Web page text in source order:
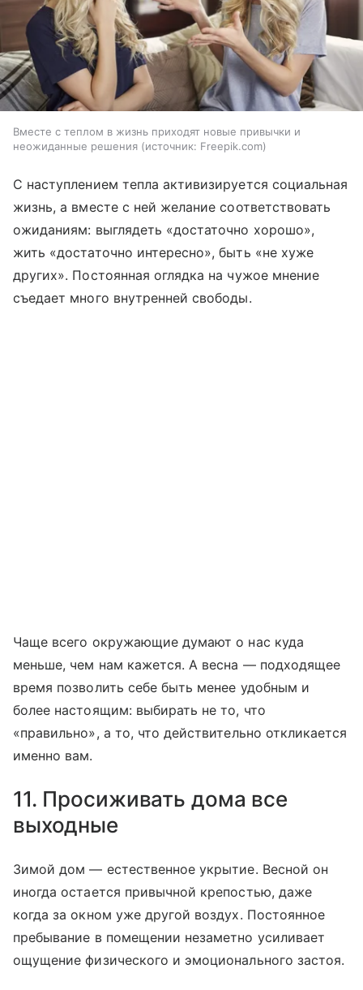
Вместе с теплом в жизнь приходят новые привычки и
неожиданные решения
источник: Freepik.com
С наступлением тепла активизируется социальная
жизнь, а вместе с ней желание соответствовать
ожиданиям: выглядеть «достаточно хорошо»,
жить «достаточно интересно», быть «не хуже
других». Постоянная оглядка на чужое мнение
съедает много внутренней свободы.
Чаще всего окружающие думают о нас куда
меньше, чем нам кажется. А весна — подходящее
время позволить себе быть менее удобным и
более настоящим: выбирать не то, что
«правильно», а то, что действительно откликается
именно вам.
11. Просиживать дома все
выходные
Зимой дом — естественное укрытие. Весной он
иногда остается привычной крепостью, даже
когда за окном уже другой воздух. Постоянное
пребывание в помещении незаметно усиливает
ощущение физического и эмоционального застоя.